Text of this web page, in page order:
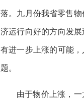
落。九月份我省零售
济运行向好的方向发
有进一步上涨的可能
题。
由于物价上涨，